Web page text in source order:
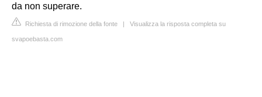
da non superare.
Richiesta di rimozione della fonte | Visualizza la risposta completa su
svapoebasta.com